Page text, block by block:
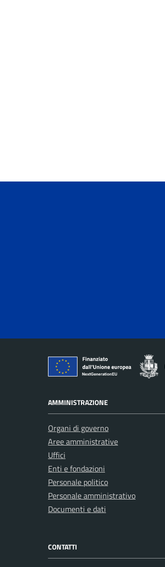
AMMINISTRAZIONE
Organi di governo
Aree amministrative
Uffici
Enti e fondazioni
Personale politico
Personale amministrativo
Documenti e dati
CONTATTI